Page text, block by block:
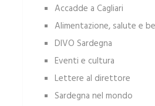
Accadde a Cagliari
Alimentazione, salute e
DIVO Sardegna
Eventi e cultura
Lettere al direttore
Sardegna nel mondo